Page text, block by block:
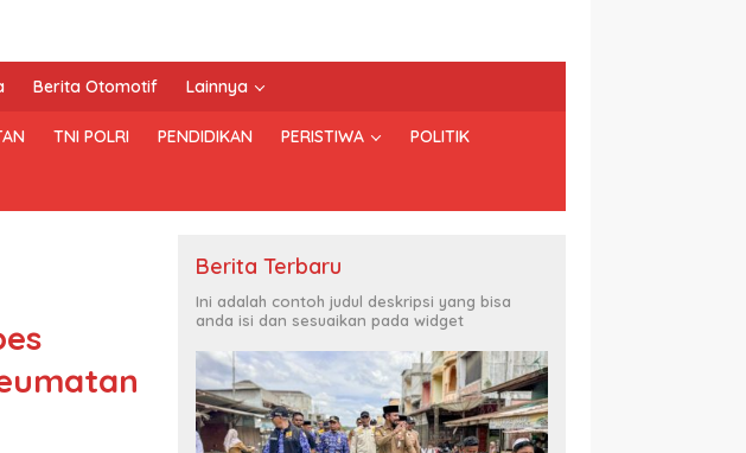
Berita Otomotif Lainnya
TNI POLRI PENDIDIKAN PERISTIWA POLITIK
Berita Terbaru
Ini adalah contoh judul deskripsi yang bisa
anda isi dan sesuaikan pada widget